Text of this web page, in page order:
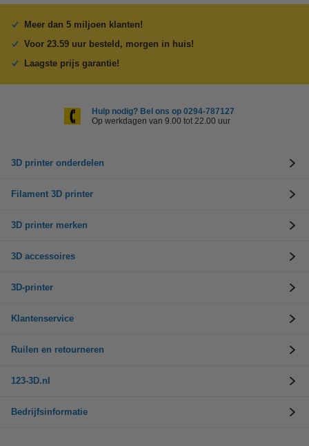
Meer dan 5 miljoen klanten!
Voor 23.59 uur besteld, morgen in huis!
Laagste prijs garantie!
Hulp nodig? Bel ons op 0294-787127
Op werkdagen van 9.00 tot 22.00 uur
3D printer onderdelen
Filament 3D printer
3D printer merken
3D accessoires
3D-printer
Klantenservice
Ruilen en retourneren
123-3D.nl
Bedrijfsinformatie